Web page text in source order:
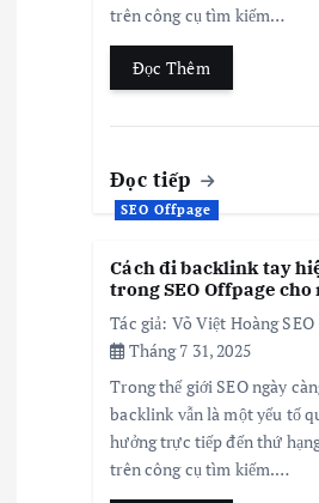
trên công cụ tìm kiếm…
Đọc Thêm
Đọc tiếp
SEO Offpage
Cách đi backlink tay
trong SEO Offpage
Tác giả: Võ Việt Hoàng SEO
Tháng 7 31, 2025
Trong thế giới SEO ngày
backlink vẫn là một yếu tố
hưởng trực tiếp đến thứ
trên công cụ tìm kiếm.…